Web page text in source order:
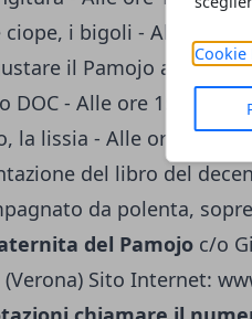
Cookie
i bigoli - Alle ore
il Pamojo
DOC - Alle ore 15.00:
la lissia - Alle ore
del libro del
da polenta,
del Pamojo c/o
(Verona) Sito Internet: